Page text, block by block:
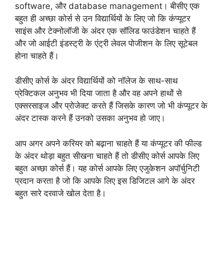
software, और database management। बीसीए एक
बहुत ही अच्छा कोर्स से उन विद्यार्थियों के लिए जो कि कंप्यूटर
साइंस और टेक्नोलॉजी के अंदर एक सॉलिड फाउंडेशन चाहते हैं
और जो आईटी इंडस्ट्री के एंट्री लेवल पोजीशन के लिए सूटेबल
होना चाहते हैं।
डीसीए कोर्स के अंदर विद्यार्थियों को नॉलेज के साथ-साथ
प्रेक्टिकल अनुभव भी दिया जाता है और वह अपने हाथों से
एक्सरसाइज और प्रोजेक्ट करते हैं जिसके कारण जो भी कंप्यूटर के
अंदर टास्क करने हैं उनको उसका अनुभव हो जाए।
आप अगर अपने करियर को बढ़ाना चाहते हैं या कंप्यूटर की फील्ड
के अंदर थोड़ा बहुत सीखना चाहते हैं तो डीसीए कोर्स आपके लिए
बहुत अच्छा कोर्स हैं। यह कोर्स आपके लिए एजुकेशन अपॉर्चुनिटी
प्रदान करता है जो कि आपके लिए इस डिजिटल आगे के अंदर
बहुत सारे दरवाजे खोल देता है।